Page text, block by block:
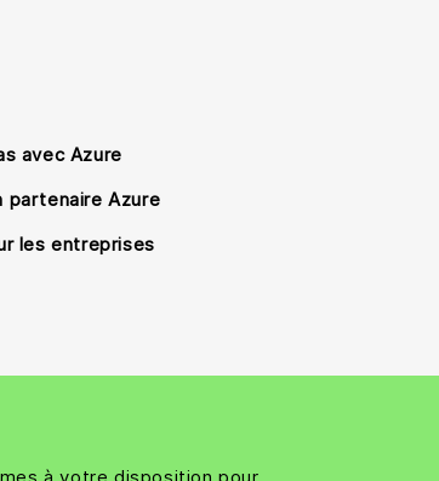
avec Azure
partenaire Azure
les entreprises
à votre disposition pour